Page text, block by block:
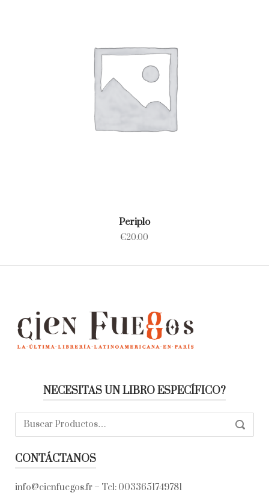
Periplo
€20.00
NECESITAS UN LIBRO ESPECÍFICO?
Buscar:
CONTÁCTANOS
info@cienfuegos.fr – Tel: 0033651749781